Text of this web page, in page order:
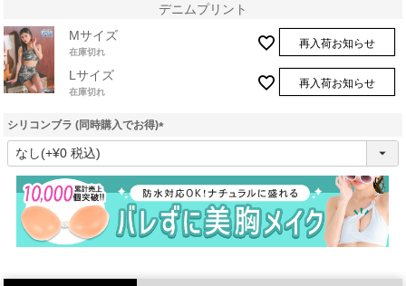
デニムプリント
Mサイズ
在庫切れ
再入荷お知らせ
Lサイズ
在庫切れ
再入荷お知らせ
シリコンブラ (同時購入でお得)
(
須
)